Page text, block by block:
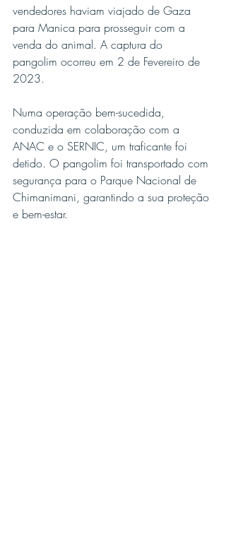
vendedores haviam viajado de Gaza
para Manica para prosseguir com a
venda do animal. A captura do
pangolim ocorreu em 2 de Fevereiro de
2023.
Numa operação bem-sucedida,
conduzida em colaboração com a
ANAC e o SERNIC, um traficante foi
detido. O pangolim foi transportado com
segurança para o Parque Nacional de
Chimanimani, garantindo a sua proteção
e bem-estar.